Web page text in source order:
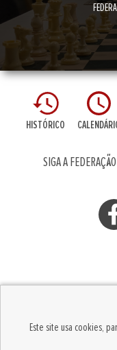
HISTÓRICO
SIGA A
Este site usa cookies,